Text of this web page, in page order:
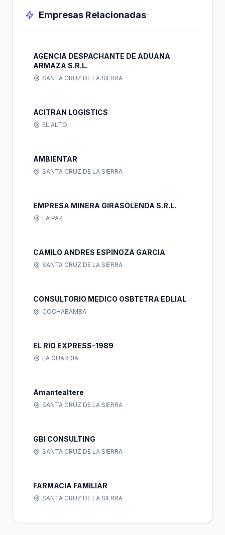
Empresas Relacionadas
AGENCIA DESPACHANTE DE ADUANA
ARMAZA S.R.L.
SANTA CRUZ DE LA SIERRA
ACITRAN LOGISTICS
EL ALTO
AMBIENTAR
SANTA CRUZ DE LA SIERRA
EMPRESA MINERA GIRASOLENDA S.R.L.
LA PAZ
CAMILO ANDRES ESPINOZA GARCIA
SANTA CRUZ DE LA SIERRA
CONSULTORIO MEDICO OSBTETRA EDLIAL
COCHABAMBA
EL RIO EXPRESS-1989
LA GUARDIA
Amantealtere
SANTA CRUZ DE LA SIERRA
GBI CONSULTING
SANTA CRUZ DE LA SIERRA
FARMACIA FAMILIAR
SANTA CRUZ DE LA SIERRA